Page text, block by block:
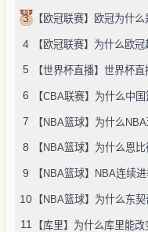
3 【欧冠联赛】欧冠为什
4 【欧冠联赛】为什么欧
5 【世界杯直播】世界杯
6 【CBA联赛】为什么中
7 【NBA篮球】为什么
8 【NBA篮球】为什么恩
9 【NBA篮球】NBA连续
10 【NBA篮球】为什么东
11 【库里】为什么库里能